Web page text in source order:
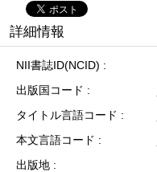
詳細情報
NII書誌ID(NCID)
出版国コード
タイトル言語コード
本文言語コード
出版地